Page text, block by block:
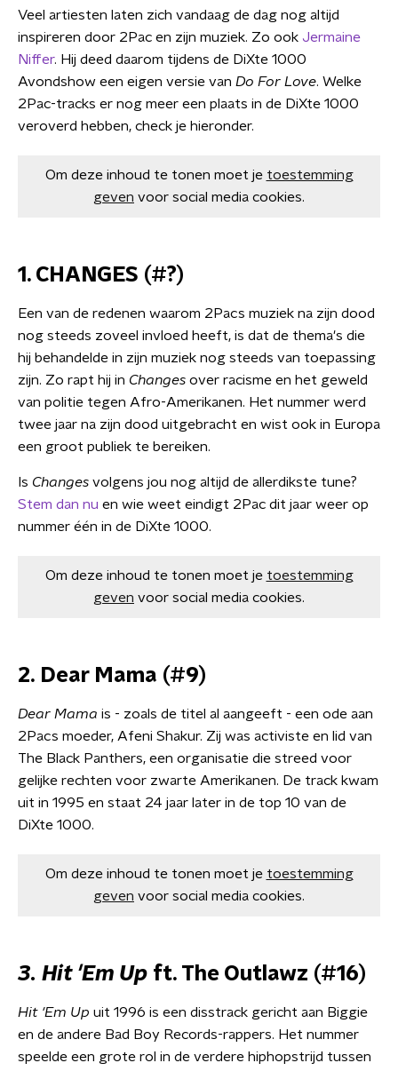
Veel artiesten laten zich vandaag de dag nog altijd
inspireren door 2Pac en zijn muziek. Zo ook Jermaine
Niffer. Hij deed daarom tijdens de DiXte 1000
Avondshow een eigen versie van Do For Love. Welke
2Pac-tracks er nog meer een plaats in de DiXte 1000
veroverd hebben, check je hieronder.
Om deze inhoud te tonen moet je toestemming
geven voor social media cookies.
1. CHANGES (#?)
Een van de redenen waarom 2Pacs muziek na zijn dood
nog steeds zoveel invloed heeft, is dat de thema's die
hij behandelde in zijn muziek nog steeds van toepassing
zijn. Zo rapt hij in Changes over racisme en het geweld
van politie tegen Afro-Amerikanen. Het nummer werd
twee jaar na zijn dood uitgebracht en wist ook in Europa
een groot publiek te bereiken.
Is Changes volgens jou nog altijd de allerdikste tune?
Stem dan nu en wie weet eindigt 2Pac dit jaar weer op
nummer één in de DiXte 1000.
Om deze inhoud te tonen moet je toestemming
geven voor social media cookies.
2. Dear Mama (#9)
Dear Mama is - zoals de titel al aangeeft - een ode aan
2Pacs moeder, Afeni Shakur. Zij was activiste en lid van
The Black Panthers, een organisatie die streed voor
gelijke rechten voor zwarte Amerikanen. De track kwam
uit in 1995 en staat 24 jaar later in de top 10 van de
DiXte 1000.
Om deze inhoud te tonen moet je toestemming
geven voor social media cookies.
3. Hit 'Em Up ft. The Outlawz (#16)
Hit 'Em Up uit 1996 is een disstrack gericht aan Biggie
en de andere Bad Boy Records-rappers. Het nummer
speelde een grote rol in de verdere hiphopstrijd tussen